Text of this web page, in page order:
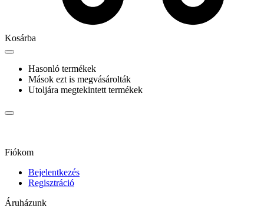
Kosárba
Hasonló termékek
Mások ezt is megvásárolták
Utoljára megtekintett termékek
Fiókom
Bejelentkezés
Regisztráció
Áruházunk